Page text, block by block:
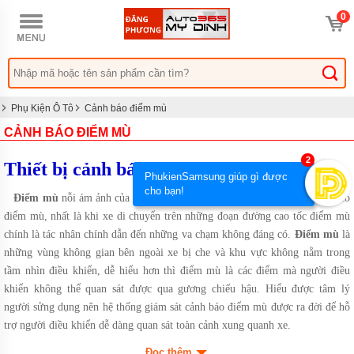
0
TRANG
CHỦ
MẠI
CHƠI
TÔ
KIA
ĐỒ
XE Ô
MAZDA
ĐỒ
CHƠI
XE Ô
TÔ
HONDA
ĐỒ
CHƠI
Phụ Kiện Ô Tô Cảnh báo điểm mù
CẢNH BÁO ĐIỂM MÙ
Thiết bị cảnh báo điểm mù trên ô tô
Điểm mù nỗi ám ảnh của các bác tài, bất kì một chiếc xe ô tô nào cũng có
điểm mù, nhất là khi xe di chuyển trên những đoạn đường cao tốc điểm mù
chính là tác nhân chính dẫn đến những va chạm không đáng có. Điểm mù là
những vùng không gian bên ngoài xe bị che và khu vực không nằm trong
tầm nhìn điều khiển, dễ hiểu hơn thì điểm mù là các điểm mà người điều
khiển không thể quan sát được qua gương chiếu hậu. Hiểu được tâm lý
người sửng dụng nên hệ thống giám sát cảnh báo điểm mù được ra đời để hỗ
trợ người điều khiển dễ dàng quan sát toàn cảnh xung quanh xe.
PhukienSamsung giúp gì được
cho bạn!
2